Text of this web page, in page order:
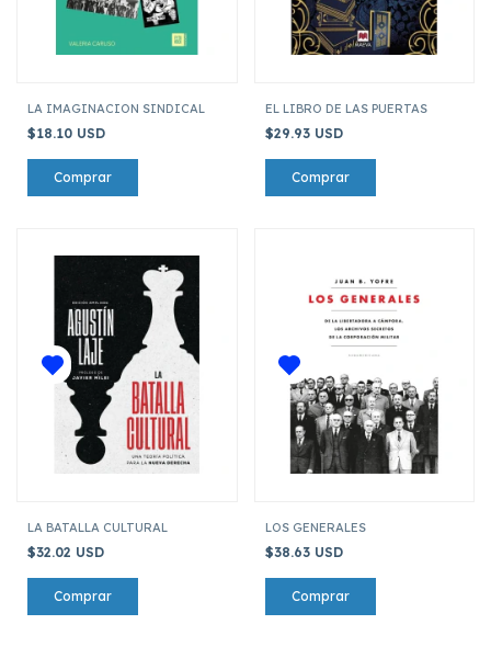
LA IMAGINACION SINDICAL
$18.10 USD
EL LIBRO DE LAS PUERTAS
$29.93 USD
LA BATALLA CULTURAL
$32.02 USD
LOS GENERALES
$38.63 USD